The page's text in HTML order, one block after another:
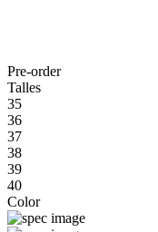
Pre-order
Talles
35
36
37
38
39
40
Color